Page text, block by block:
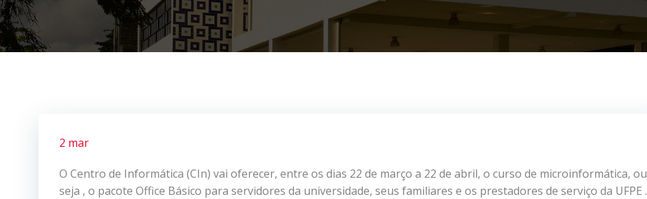
2 mar
O Centro de Informática (CIn) vai oferecer, entre os dias 22 de março a 22 de abril, o curso de microinformática, ou
seja , o pacote Office Básico para servidores da universidade, seus familiares e os prestadores de serviço da UFPE .